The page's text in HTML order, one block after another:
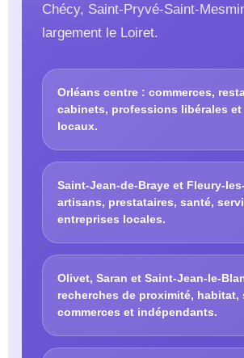
Chécy, Saint-Pryvé-Saint-
largement le Loiret.
Orléans centre : commerces,
cabinets, professions libérales et
locaux.
Saint-Jean-de-Braye et Fleury-
artisans, prestataires, santé,
entreprises locales.
Olivet, Saran et Saint-Jean-le-
recherches de proximité, habitat,
commerces et indépendants.